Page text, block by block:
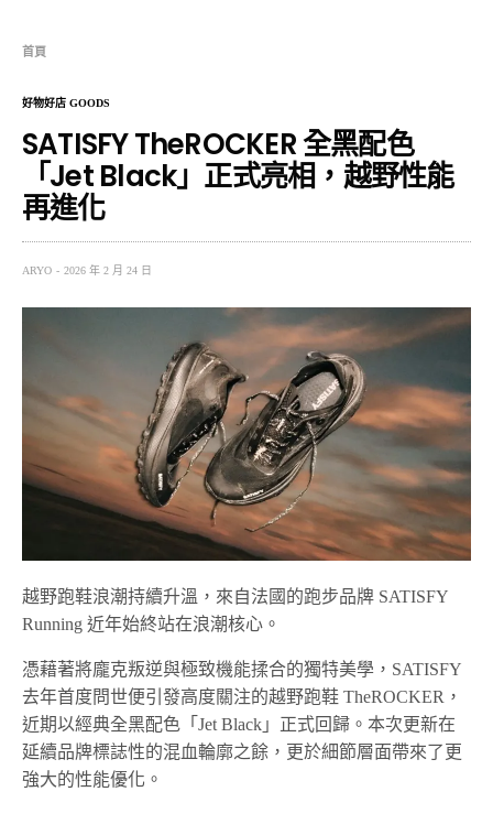
首頁
好物好店 GOODS
SATISFY TheROCKER 全黑配色
「Jet Black」正式亮相，越野性能
再進化
ARYO 2026 年 2 月 24 日
越野跑鞋浪潮持續升溫，來自法國的跑步品牌 SATISFY
Running 近年始終站在浪潮核心。
憑藉著將龐克叛逆與極致機能揉合的獨特美學， SATISFY
去年首度問世便引發高度關注的越野跑鞋TheROCKER ，
近期以經典全黑配色「 Jet Black 」正式回歸。本次更新在
延續品牌標誌性的混血輪廓之餘， 更於細節層面帶來了更
強大的性能優化。